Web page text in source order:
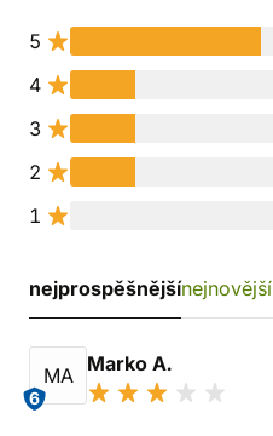
5
4
3
2
1
nejprospěšnějšínejnovější
MA
6
Marko A.